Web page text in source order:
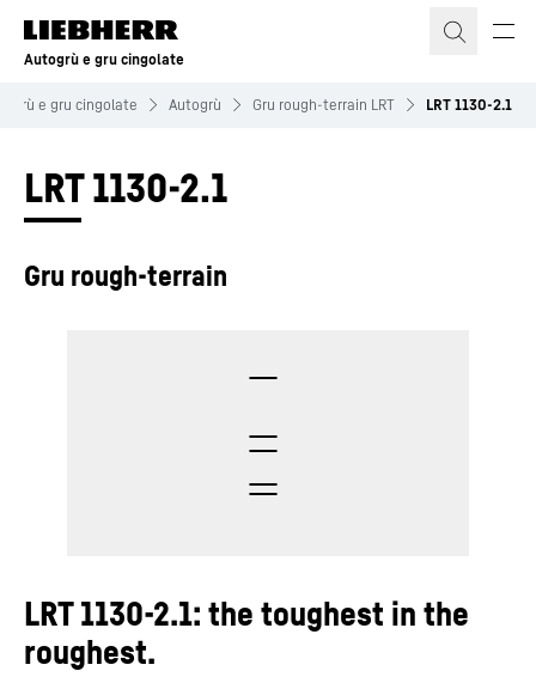
Autogrù e gru cingolate
e gru cingolate Autogrù Gru rough-terrain LRT LRT 1130-2.1
LRT 1130-2.1
Gru rough-terrain
LRT 1130-2.1: the toughest in the
roughest.